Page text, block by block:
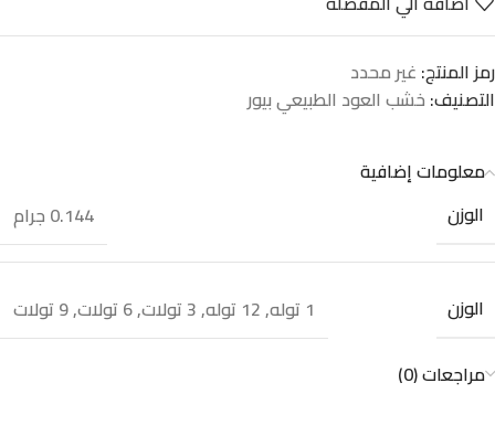
رمز المنتج: غير محدد
التصنيف: خشب العود الطبيعي بيور
معلومات إضافية
الوزن
0.144 جرام
الوزن 1 توله ,12 توله ,3 تولات ,6 تولات ,9 تولات
مراجعات (0)